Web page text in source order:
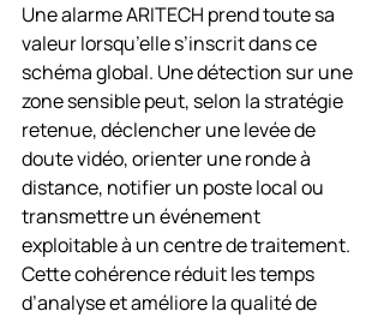
Une alarme ARITECH prend toute sa
valeur lorsqu’elle s’inscrit dans ce
schéma global. Une détection sur une
zone sensible peut, selon la stratégie
retenue, déclencher une levée de
doute vidéo, orienter une ronde à
distance, notifier un poste local ou
transmettre un événement
exploitable à un centre de traitement.
Cette cohérence réduit les temps
d’analyse et améliore la qualité de